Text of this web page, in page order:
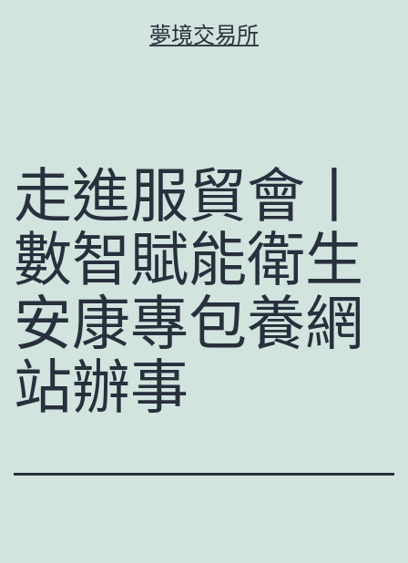
夢境交易所
走進服貿會丨
數智賦能衛生
安康專包養網
站辦事